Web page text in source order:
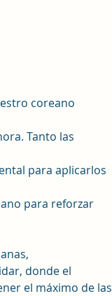
coreano
Tanto las
para aplicarlos
para reforzar
donde el
el máximo de las